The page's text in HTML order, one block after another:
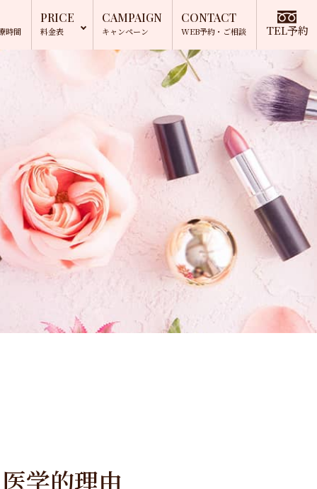
時間
PRICE
料金表
CAMPAIGN
キャンペーン
CONTACT
WEB予約 ・ご相談 TEL予約
学的理由